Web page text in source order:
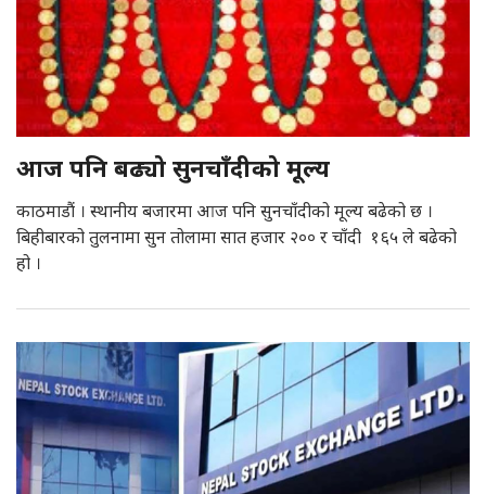
आज पनि बढ्यो सुनचाँदीको मूल्य
काठमाडौं । स्थानीय बजारमा आज पनि सुनचाँदीको मूल्य बढेको छ ।
बिहीबारको तुलनामा सुन तोलामा सात हजार २०० र चाँदी १६५ ले बढेको
हो ।